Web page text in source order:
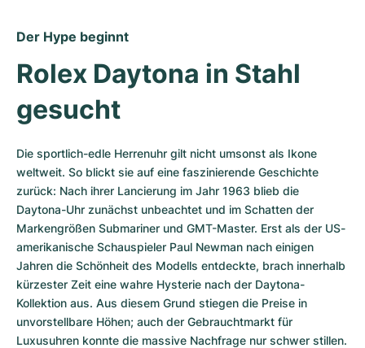
Der Hype beginnt
Rolex Daytona in Stahl
gesucht
Die sportlich-edle Herrenuhr gilt nicht umsonst als Ikone
weltweit. So blickt sie auf eine faszinierende Geschichte
zurück: Nach ihrer Lancierung im Jahr 1963 blieb die
Daytona-Uhr zunächst unbeachtet und im Schatten der
Markengrößen Submariner und GMT-Master. Erst als der US-
amerikanische Schauspieler Paul Newman nach einigen
Jahren die Schönheit des Modells entdeckte, brach innerhalb
kürzester Zeit eine wahre Hysterie nach der Daytona-
Kollektion aus. Aus diesem Grund stiegen die Preise in
unvorstellbare Höhen; auch der Gebrauchtmarkt für
Luxusuhren konnte die massive Nachfrage nur schwer stillen.